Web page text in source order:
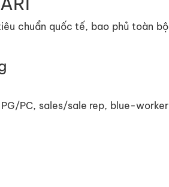
chuẩn quốc tế, bao phủ toàn bộ
PC, sales/sale rep, blue-worker